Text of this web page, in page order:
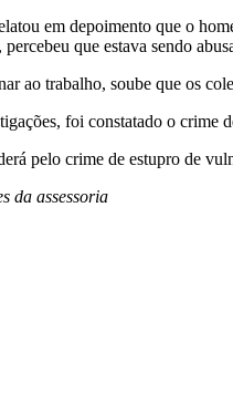
em depoimento que o
que estava sendo
ao trabalho, soube que os
foi constatado o crime
pelo crime de estupro de
da assessoria